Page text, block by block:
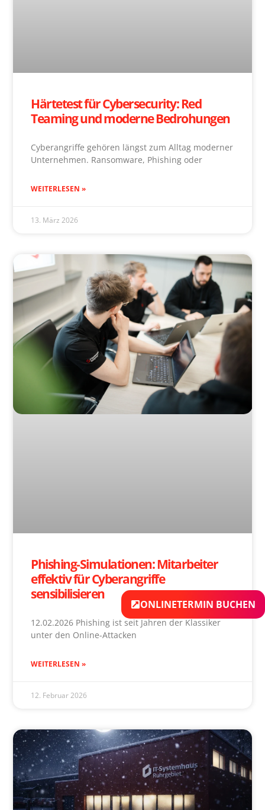
Härtetest für Cybersecurity: Red
Teaming und moderne Bedrohungen
Cyberangriffe gehören längst zum Alltag moderner
Unternehmen. Ransomware, Phishing oder
WEITERLESEN »
13. März 2026
Phishing-Simulationen: Mitarbeiter
effektiv für Cyberangriffe
sensibilisieren
12.02.2026 Phishing ist seit Jahren der Klassiker
unter den Online-Attacken
WEITERLESEN »
12. Februar 2026
ONLINETERMIN BUCHEN